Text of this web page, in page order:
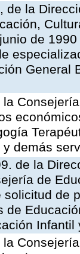
de la
de
General
demás
de la
de
de
de
Infantil